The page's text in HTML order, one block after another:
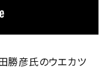
勝彦氏のウエカツ